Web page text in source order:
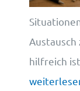
hilfreich